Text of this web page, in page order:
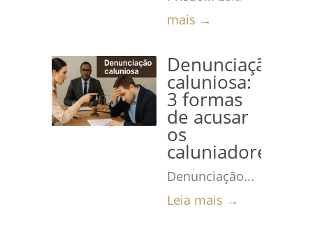
mais →
Denunciação
caluniosa:
3 formas
de acusar
os
caluniadores
Denunciação...
Leia mais →